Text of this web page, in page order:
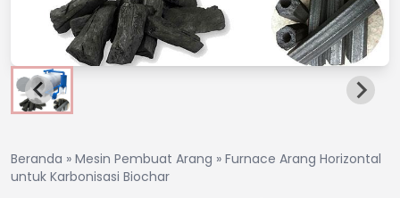
Beranda » Mesin Pembuat Arang » Furnace Arang Horizontal
untuk Karbonisasi Biochar